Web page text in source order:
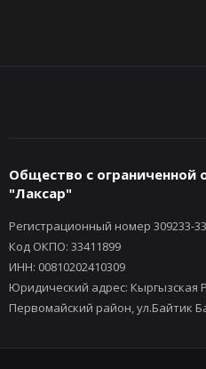
Общество с ограниченной
"Лаксар"
Регистрационный номер 309233-
Код ОКПО: 33411899
ИНН: 00810202410309
Юридический адрес: Кыргызская
Первомайский район, ул.Байтик